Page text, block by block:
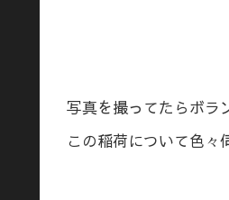
写真を撮ってたらボラ
この稲荷について色々